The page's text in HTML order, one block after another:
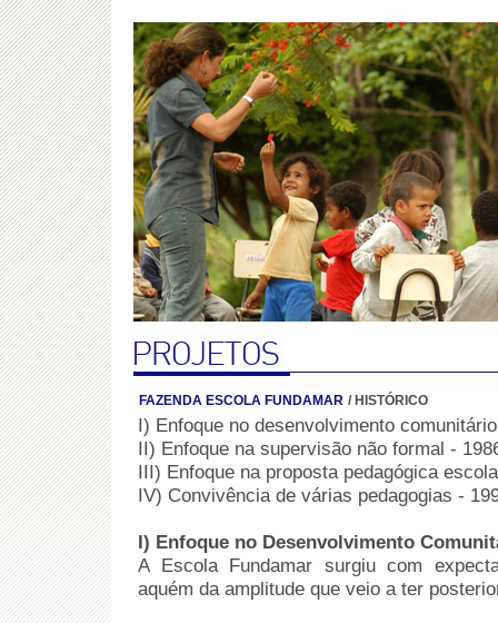
FAZENDA ESCOLA FUNDAMAR / HISTÓRICO
I) Enfoque no desenvolvimento
II) Enfoque na supervisão não formal -
III) Enfoque na proposta pedagógica
IV) Convivência de várias pedagogias -
I) Enfoque no Desenvolvimento
A Escola Fundamar surgiu com
aquém da amplitude que veio a ter